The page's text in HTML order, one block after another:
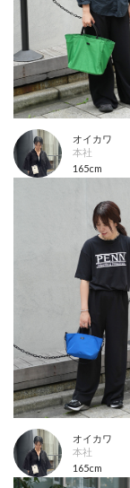
オイカワ
本社
165cm
オイカワ
本社
165cm